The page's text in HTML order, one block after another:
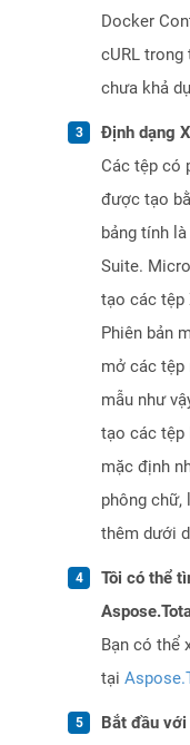
Docker
cURL trong
chưa khả
Định dạng
Các tệp có
được tạo
bảng tính
Suite.
tạo các tệp
Phiên bản
mở các tệp
mẫu như
tạo các tệp
mặc định
phông chữ,
thêm dưới
Tôi có thể
Bạn có thể
tại
Bắt đầu với